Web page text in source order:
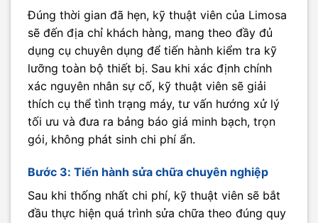
Đúng thời gian đã hẹn, kỹ thuật viên của Limosa
sẽ đến địa chỉ khách hàng, mang theo đầy đủ
dụng cụ chuyên dụng để tiến hành kiểm tra kỹ
lưỡng toàn bộ thiết bị. Sau khi xác định chính
xác nguyên nhân sự cố, kỹ thuật viên sẽ giải
thích cụ thể tình trạng máy, tư vấn hướng xử lý
tối ưu và đưa ra bảng báo giá minh bạch, trọn
gói, không phát sinh chi phí ẩn.
Bước 3: Tiến hành sửa chữa chuyên nghiệp
Sau khi thống nhất chi phí, kỹ thuật viên sẽ bắt
đầu thực hiện quá trình sửa chữa theo đúng quy